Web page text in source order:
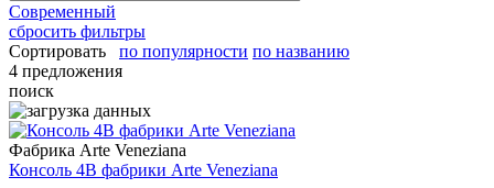
Современный
сбросить фильтры
Сортировать
по популярности по названию
4 предложения
поиск
Фабрика Arte Veneziana
Консоль 4B фабрики Arte Veneziana